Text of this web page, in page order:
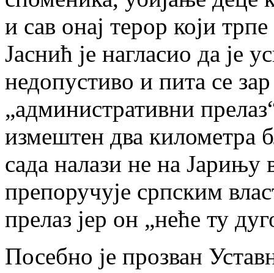
и сав онај терор који
Јаснић је нагласио да је
недопустиво и пита се
„административни
измештен два километра
сада налази не на
препоручује српским
прелаз јер он „неће ту
Посебно је прозван